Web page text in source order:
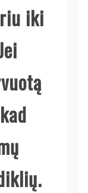
iki